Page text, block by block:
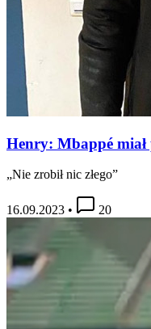
Henry: Mbappé
„Nie zrobił nic złego”
16.09.2023 • 20